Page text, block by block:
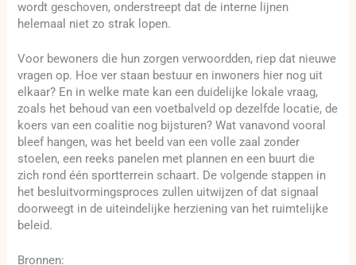
wordt geschoven, onderstreept dat de interne lijnen
helemaal niet zo strak lopen.
Voor bewoners die hun zorgen verwoordden, riep dat nieuwe
vragen op. Hoe ver staan bestuur en inwoners hier nog uit
elkaar? En in welke mate kan een duidelijke lokale vraag,
zoals het behoud van een voetbalveld op dezelfde locatie, de
koers van een coalitie nog bijsturen? Wat vanavond vooral
bleef hangen, was het beeld van een volle zaal zonder
stoelen, een reeks panelen met plannen en een buurt die
zich rond één sportterrein schaart. De volgende stappen in
het besluitvormingsproces zullen uitwijzen of dat signaal
doorweegt in de uiteindelijke herziening van het ruimtelijke
beleid.
Bronnen: